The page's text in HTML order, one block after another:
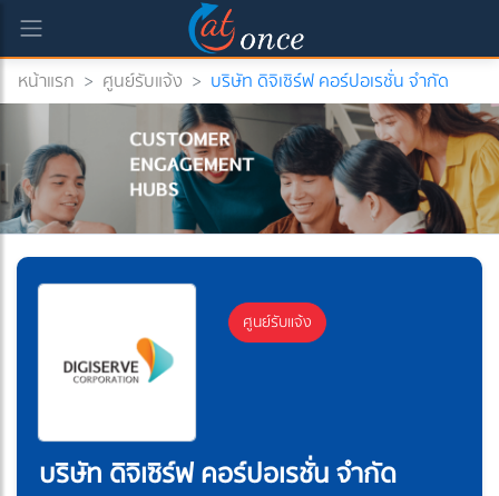
หน้าแรก > ศูนย์รับแจ้ง > บริษัท ดิจิเซิร์ฟ คอร์ปอเรชั่น จำกัด
ศูนย์รับแจ้ง
บริษัท ดิจิเซิร์ฟ คอร์ปอเรชั่น จำกัด